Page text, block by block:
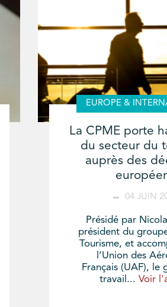
EUROPE &
La CPME porte
du secteur du
auprès des
04 JUIN
Présidé par
président du
Tourisme, et
l’Union des
Français (UAF), le
travail...Voir